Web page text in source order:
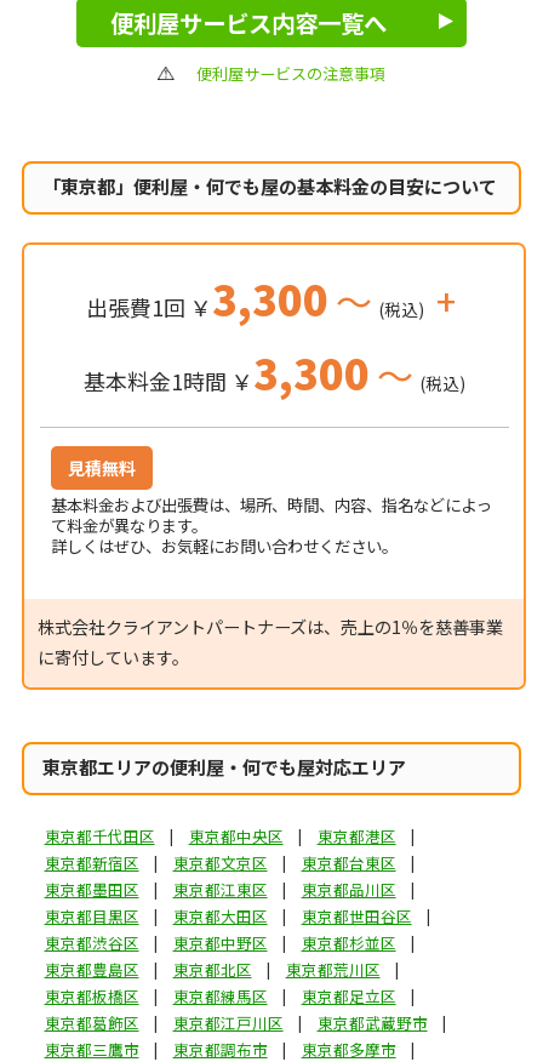
便利屋サービス内容一覧へ
便利屋サービスの注意事項
「東京都」便利屋・何でも屋の基本料金の目安について
出張費1回 ￥3,300～ (税込) +
基本料金1時間 ￥3,300～ (税込)
見積無料
基本料金および出張費は、場所、時間、内容、指名などによっ
て料金が異なります。
詳しくはぜひ、お気軽にお問い合わせください。
株式会社クライアントパートナーズは、売上の1％を慈善事業
に寄付しています。
東京都エリアの便利屋・何でも屋対応エリア
東京都千代田区 東京都中央区
東京都港区
東京都新宿区
東京都文京区
東京都台東区
東京都墨田区
東京都江東区
東京都品川区
東京都目黒区
東京都大田区
東京都世田谷区
東京都渋谷区
東京都中野区
東京都杉並区
東京都豊島区
東京都北区
東京都荒川区
東京都板橋区
東京都練馬区
東京都足立区
東京都葛飾区
東京都江戸川区
東京都武蔵野市
東京都三鷹市
東京都調布市
東京都多摩市